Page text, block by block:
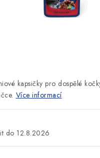
kapsičky pro dospělé
Více informací
12.8.2026